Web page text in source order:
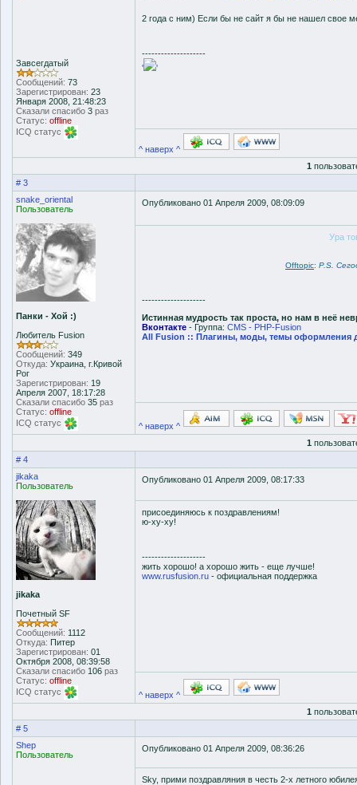
Завсегдатый
Сообщений: 73
Зарегистрирован: 23
Января 2008, 21:48:23
Сказали спасибо 3 раз
Статус: offline
ICQ статус
2 года с ним) Если бы не сайт я бы не нашел свое
--------------------
'
'
^ наверх ^
1
# 3
snake_oriental
Пользователь
Панки - Хой :)
Любитель Fusion
Сообщений: 349
Откуда: Украина, г.Кривой
Рог
Зарегистрирован: 19
Апреля 2007, 18:17:28
Сказали спасибо 35 раз
Статус: offline
ICQ статус
Опубликовано 01 Апреля 2009, 08:09:09
Ура
Offtopic: P.S.
--------------------
Истинная мудрость так проста, но нам в неё
Вконтакте - Группа: CMS - PHP-Fusion
All Fusion :: Плагины, моды, темы оформления
^ наверх ^
1
# 4
jikaka
Пользователь
jikaka
Почетный SF
Сообщений: 1112
Откуда: Питер
Зарегистрирован: 01
Октября 2008, 08:39:58
Сказали спасибо 106 раз
Статус: offline
ICQ статус
Опубликовано 01 Апреля 2009, 08:17:33
присоединяюсь к поздравлениям!
ю-ху-ху!
--------------------
жить хорошо! а хорошо жить - еще лучше!
www.rusfusion.ru - официальная поддержка
^ наверх ^
1
# 5
Shep
Пользователь
Опубликовано 01 Апреля 2009, 08:36:26
Sky, прими поздравляния в честь 2-х летного